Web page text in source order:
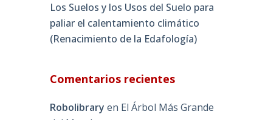
Los Suelos y los Usos del Suelo para
paliar el calentamiento climático
(Renacimiento de la Edafología)
Comentarios recientes
Robolibrary en El Árbol Más Grande